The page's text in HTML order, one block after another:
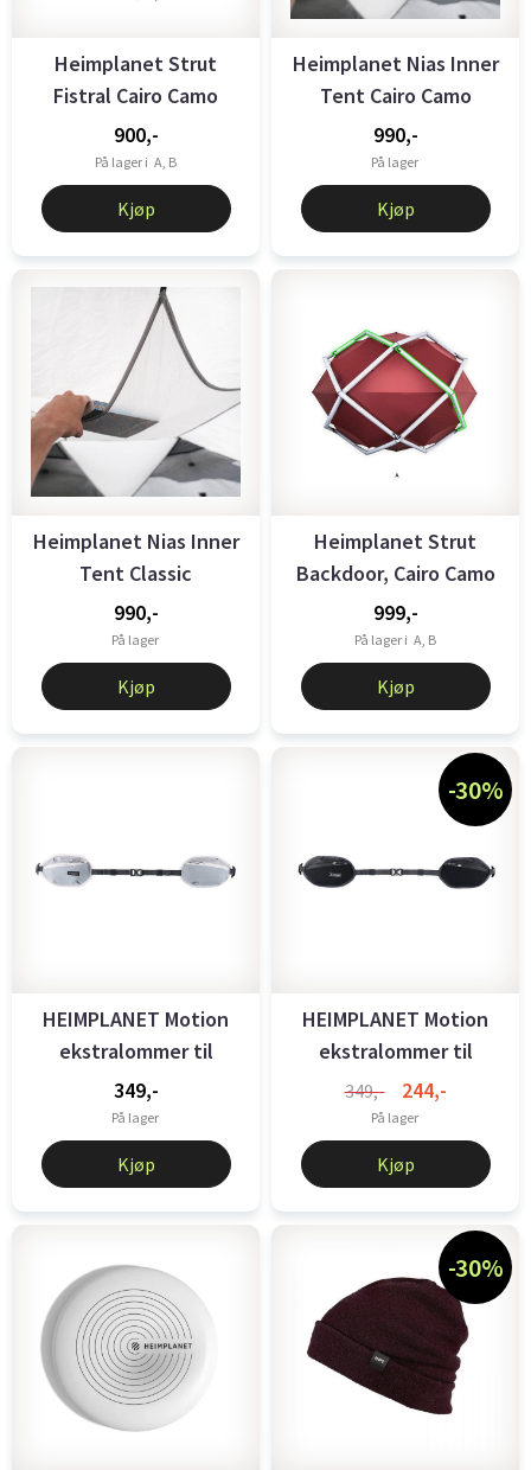
Heimplanet Strut
Fistral Cairo Camo
Green
900,-
På lager i A, B
Kjøp
Heimplanet Nias Inner
Tent Cairo Camo
white/grey
990,-
På lager
Kjøp
Heimplanet Nias Inner
Tent Classic
white/burgundy
990,-
På lager
Kjøp
Heimplanet Strut
Backdoor, Cairo Camo
(opp til og ...
999,-
På lager i A, B
Kjøp
HEIMPLANET Motion
ekstralommer til
hoftebelte ...
349,-
På lager
Kjøp
-30%
HEIMPLANET Motion
ekstralommer til
hoftebelte ...
349,- 244,-
På lager
Kjøp
-30%